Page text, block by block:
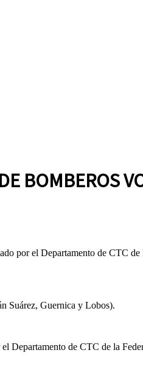
BOMBEROS
por el Departamento de CTC
Suárez, Guernica y Lobos).
Departamento de CTC de la